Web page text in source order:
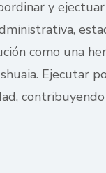
y
como una
Ejecutar